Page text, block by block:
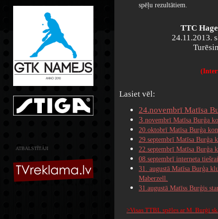
ATBALSTĪTĀJI
spēļu rezultātiem.
TTC
24.11.2013.
Lasiet vēl:
24.novembrī Matīsa
3 .novembrī Matīsa Burģa
20.oktobrī Matīsa Burģa
29.septembrī Matīsa Burģa
22.septembrī Matīsa Burģa
08.septembrī interneta
31. augustā Matīsa Burģa
Maberzell.
31.augustā Matīss Burģis
>Visas TTBL spēles ar M. Burģi